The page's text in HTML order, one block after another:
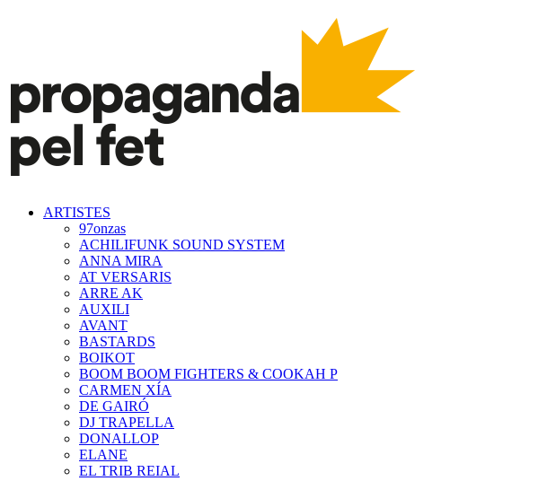
ARTISTES
97onzas
ACHILIFUNK SOUND SYSTEM
ANNA MIRA
AT VERSARIS
ARRE AK
AUXILI
AVANT
BASTARDS
BOIKOT
BOOM BOOM FIGHTERS & COOKAH P
CARMEN XÍA
DE GAIRÓ
DJ TRAPELLA
DONALLOP
ELANE
EL TRIB REIAL